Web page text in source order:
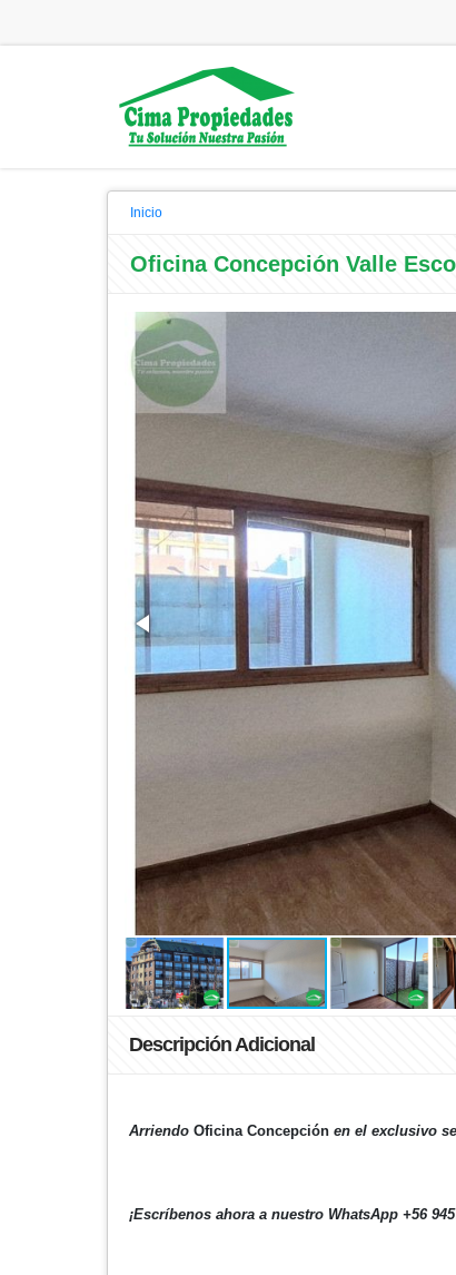
Inicio
Oficina Concepción Valle
Descripción Adicional
Arriendo Oficina Concepción en el exclusivo
¡Escríbenos ahora a nuestro WhatsApp +56